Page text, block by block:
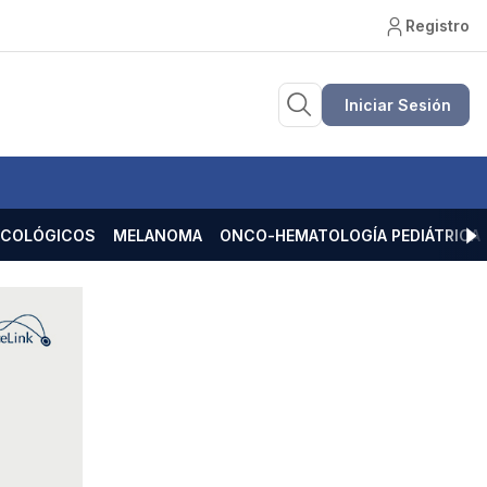
Registro
Iniciar Sesión
MELANOMA ONCO-HEMATOLOGÍA PEDIÁTRICA